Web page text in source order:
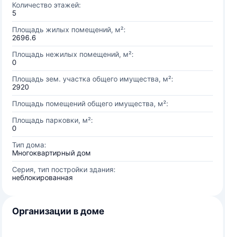
Количество этажей:
5
Площадь жилых помещений, м²:
2696.6
Площадь нежилых помещений, м²:
0
Площадь зем. участка общего имущества, м²:
2920
Площадь помещений общего имущества, м²:
Площадь парковки, м²:
0
Тип дома:
Многоквартирный дом
Серия, тип постройки здания:
неблокированная
Организации в доме